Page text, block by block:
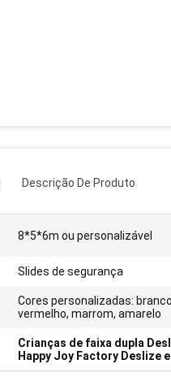
Descrição De Produto
8*5*6m ou personalizável
Slides de segurança
Cores personalizadas:
vermelho, marrom, amarelo
Crianças de faixa dupla
Happy Joy Factory Deslize